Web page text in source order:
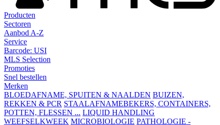
Producten
Sectoren
Aanbod A-Z
Service
Barcode: USI
MLS Selection
Promoties
Snel bestellen
Merken
BLOEDAFNAME, SPUITEN & NAALDEN BUIZEN,
REKKEN & PCR STAALAFNAMEBEKERS, CONTAINERS,
POTTEN, FLESSEN ... LIQUID HANDLING
WEEFSELKWEEK MICROBIOLOGIE PATHOLOGIE -